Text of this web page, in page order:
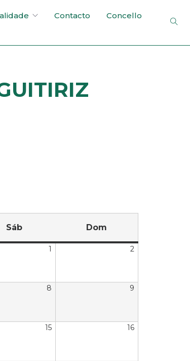
Contacto Concello
Sáb Dom
1 2
8 9
15 16